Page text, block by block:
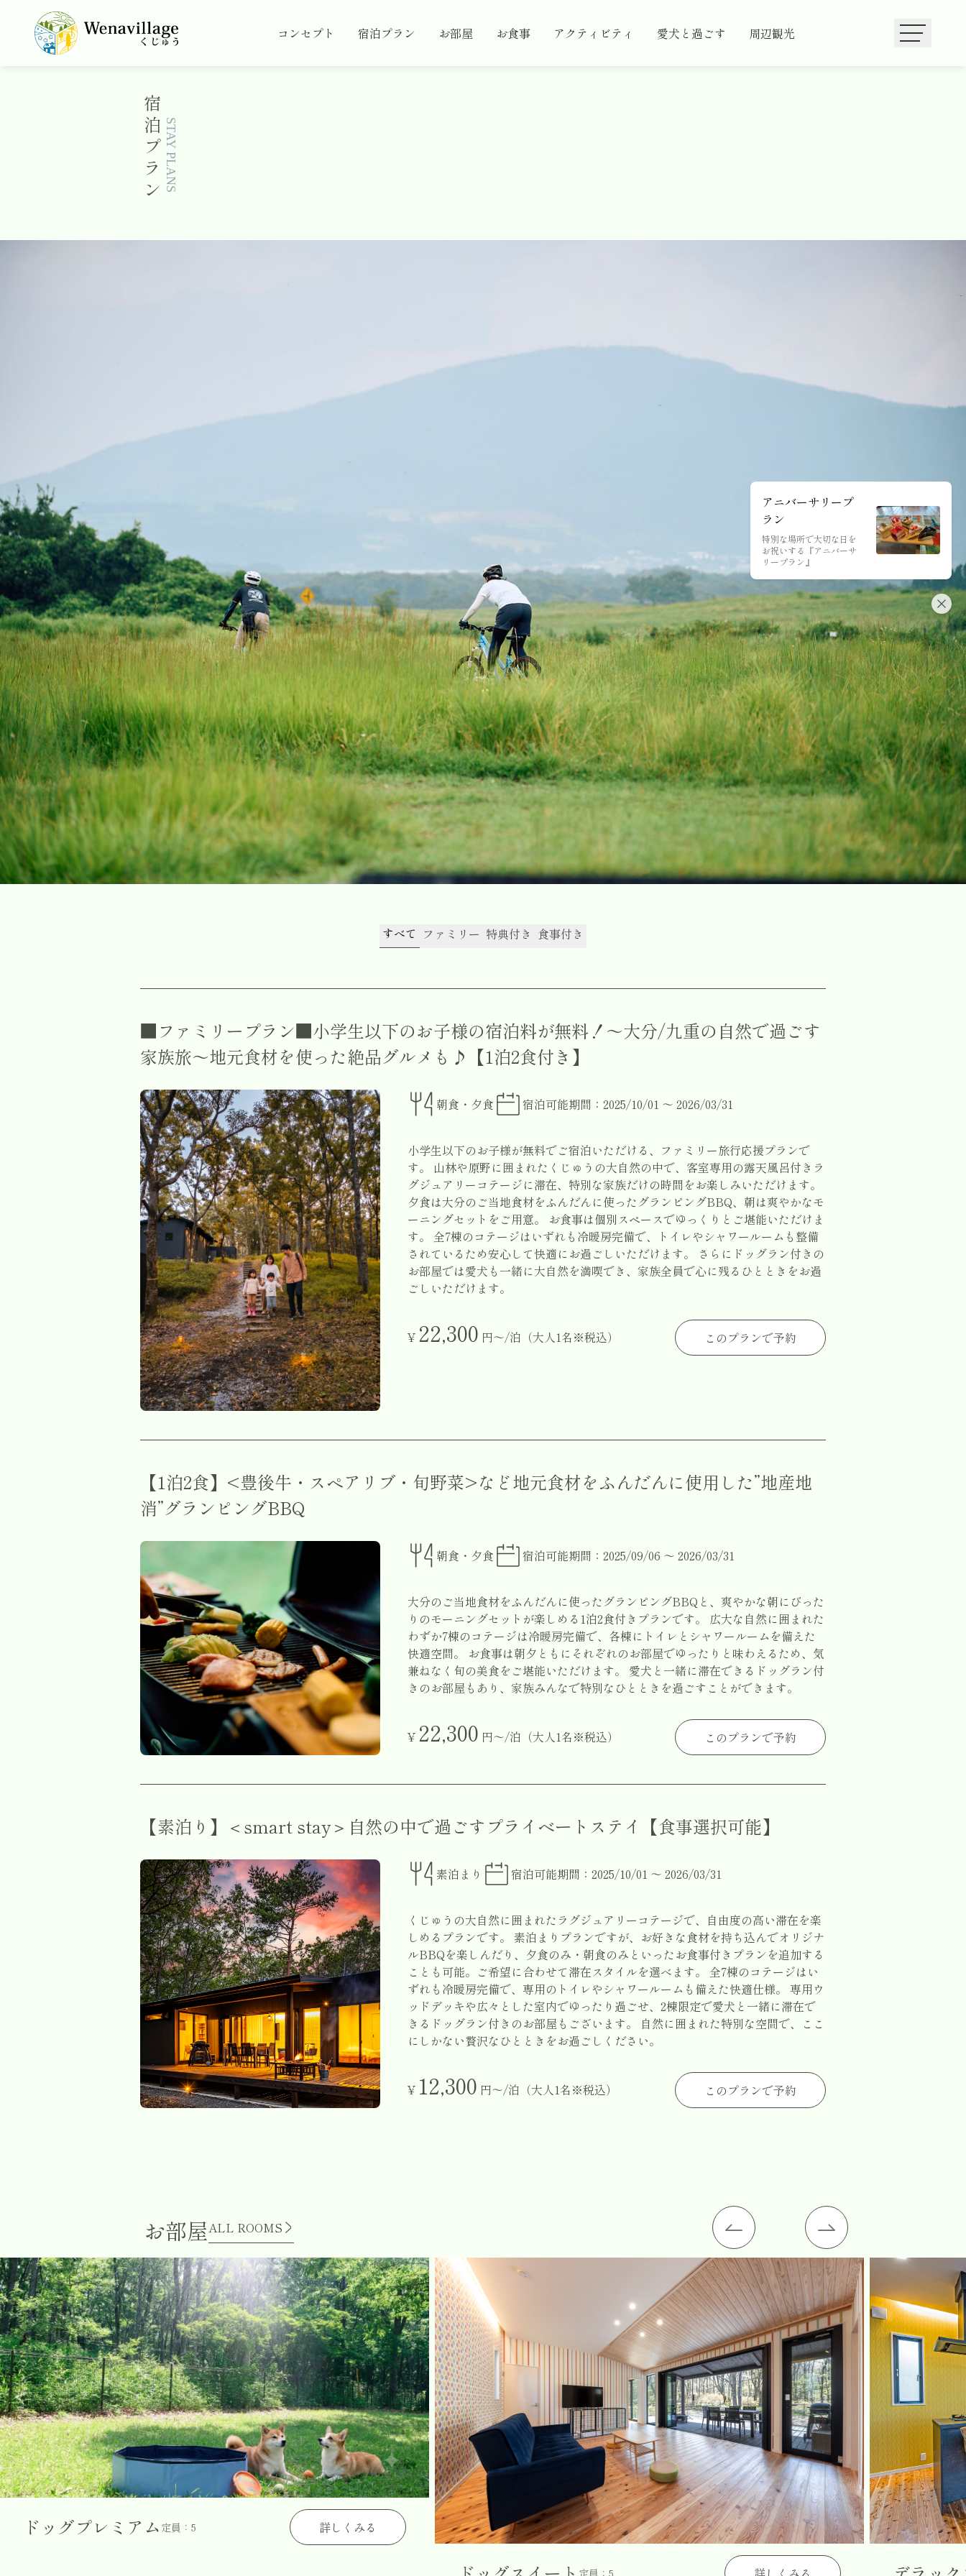
コンセプト 宿泊プラン お部屋 お食事 アクティビティ 愛犬と過ごす 周辺観光
アニバーサリープ
ラン
特別な場所で大切な日を
お祝いする『アニバーサ
リープラン』
宿
泊
プ
ラ
ン STAY PLANS
すべて ファミリー 特典付き 食事付き
■ファミリープラン■小学生以下のお子様の宿泊料が無料！～大分/九重の自然で過ごす
家族旅～地元食材を使った絶品グルメも♪【1泊2食付き】
朝食・夕食 宿泊可能期間：2025/10/01 〜 2026/03/31
小学生以下のお子様が無料でご宿泊いただける、ファミリー旅行応援プランで
す。 山林や原野に囲まれたくじゅうの大自然の中で、客室専用の露天風呂付きラ
グジュアリーコテージに滞在、特別な家族だけの時間をお楽しみいただけます。
夕食は大分のご当地食材をふんだんに使ったグランピングBBQ、朝は爽やかなモ
ーニングセットをご用意。 お食事は個別スペースでゆっくりとご堪能いただけま
す。 全7棟のコテージはいずれも冷暖房完備で、トイレやシャワールームも整備
されているため安心して快適にお過ごしいただけます。 さらにドッグラン付きの
お部屋では愛犬も一緒に大自然を満喫でき、家族全員で心に残るひとときをお過
ごしいただけます。
¥ 22,300 円〜/泊（大人1名※税込） このプランで予約
【1泊2食】<豊後牛・スペアリブ・旬野菜>など地元食材をふんだんに使用した”地産地
消”グランピングBBQ
朝食・夕食 宿泊可能期間：2025/09/06 〜 2026/03/31
大分のご当地食材をふんだんに使ったグランピングBBQと、爽やかな朝にぴった
りのモーニングセットが楽しめる1泊2食付きプランです。 広大な自然に囲まれた
わずか7棟のコテージは冷暖房完備で、各棟にトイレとシャワールームを備えた
快適空間。 お食事は朝夕ともにそれぞれのお部屋でゆったりと味わえるため、気
兼ねなく旬の美食をご堪能いただけます。 愛犬と一緒に滞在できるドッグラン付
きのお部屋もあり、家族みんなで特別なひとときを過ごすことができます。
¥ 22,300 円〜/泊（大人1名※税込） このプランで予約
【素泊り】＜smart stay＞自然の中で過ごすプライベートステイ【食事選択可能】
素泊まり 宿泊可能期間：2025/10/01 〜 2026/03/31
くじゅうの大自然に囲まれたラグジュアリーコテージで、自由度の高い滞在を楽
しめるプランです。 素泊まりプランですが、お好きな食材を持ち込んでオリジナ
ルBBQを楽しんだり、夕食のみ・朝食のみといったお食事付きプランを追加する
ことも可能。ご希望に合わせて滞在スタイルを選べます。 全7棟のコテージはい
ずれも冷暖房完備で、専用のトイレやシャワールームも備えた快適仕様。 専用ウ
ッドデッキや広々とした室内でゆったり過ごせ、2棟限定で愛犬と一緒に滞在で
きるドッグラン付きのお部屋もございます。 自然に囲まれた特別な空間で、ここ
にしかない贅沢なひとときをお過ごしください。
¥ 12,300 円〜/泊（大人1名※税込） このプランで予約
お部屋 ALL ROOMS
ドッグプレミアム 定員：5 詳しくみる